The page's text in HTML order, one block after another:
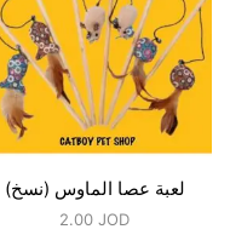
لعبة عصا الماوس (نسخ)
2.00 JOD